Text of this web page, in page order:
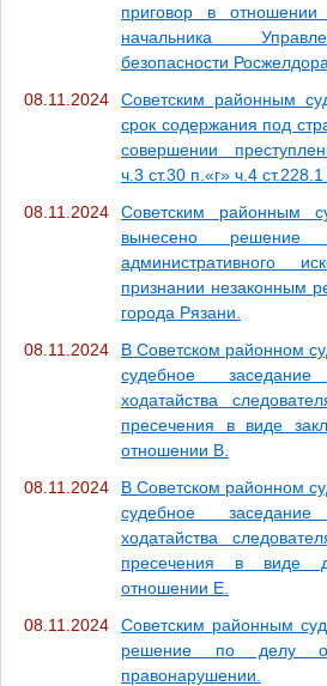
приговор в отношении
начальника
безопасности
08.11.2024
Советским районным
срок содержания под
совершении
ч.3 ст.30 п.«г» ч.4
08.11.2024
Советским районным
вынесено решение
административного
признании незаконным
города Рязани.
08.11.2024
В Советском районном
судебное
ходатайства
пресечения в виде
отношении В.
08.11.2024
В Советском районном
судебное
ходатайства
пресечения в виде
отношении Е.
08.11.2024
Советским районным
решение по делу об
правонарушении.